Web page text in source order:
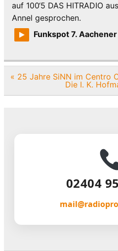
auf 100‘5 DAS HITRADIO
Annel gesprochen.
Funkspot 7.
Beitragsnavigation
« 25 Jahre SiNN im Centro
Die I. K.
02404